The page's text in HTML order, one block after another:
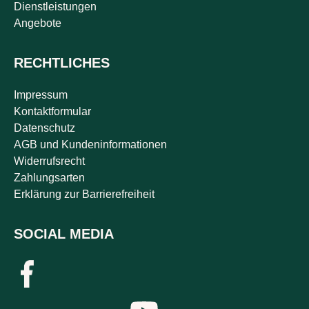
Dienstleistungen
Angebote
RECHTLICHES
Impressum
Kontaktformular
Datenschutz
AGB und Kundeninformationen
Widerrufsrecht
Zahlungsarten
Erklärung zur Barrierefreiheit
SOCIAL MEDIA